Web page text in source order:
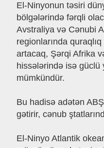
El-Ninyonun təsiri
bölgələrində fərqli
Avstraliya və Cənubi
regionlarında
artacaq, Şərqi Afrika
hissələrində isə güclü
mümkündür.
Bu hadisə adətən
gətirir, cənub
El-Ninyo Atlantik